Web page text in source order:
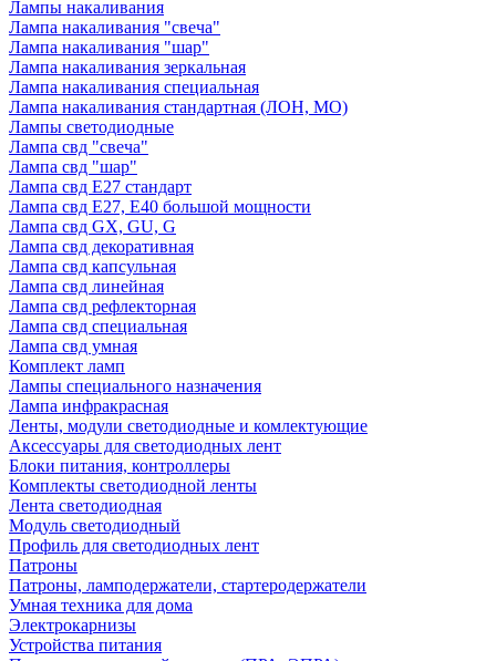
Лампы накаливания
Лампа накаливания "свеча"
Лампа накаливания "шар"
Лампа накаливания зеркальная
Лампа накаливания специальная
Лампа накаливания стандартная (ЛОН, МО)
Лампы светодиодные
Лампа свд "свеча"
Лампа свд "шар"
Лампа свд E27 стандарт
Лампа свд E27, Е40 большой мощности
Лампа свд GX, GU, G
Лампа свд декоративная
Лампа свд капсульная
Лампа свд линейная
Лампа свд рефлекторная
Лампа свд специальная
Лампа свд умная
Комплект ламп
Лампы специального назначения
Лампа инфракрасная
Ленты, модули светодиодные и комлектующие
Аксессуары для светодиодных лент
Блоки питания, контроллеры
Комплекты светодиодной ленты
Лента светодиодная
Модуль светодиодный
Профиль для светодиодных лент
Патроны
Патроны, ламподержатели, стартеродержатели
Умная техника для дома
Электрокарнизы
Устройства питания